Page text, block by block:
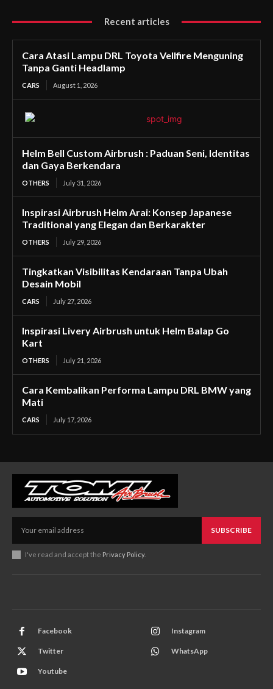
Recent articles
Cara Atasi Lampu DRL Toyota Vellfire Menguning
Tanpa Ganti Headlamp
CARS August 1, 2026
Helm Bell Custom Airbrush : Paduan Seni, Identitas
dan Gaya Berkendara
OTHERS July 31, 2026
Inspirasi Airbrush Helm Arai: Konsep Japanese
Traditional yang Elegan dan Berkarakter
OTHERS July 29, 2026
Tingkatkan Visibilitas Kendaraan Tanpa Ubah
Desain Mobil
CARS July 27, 2026
Inspirasi Livery Airbrush untuk Helm Balap Go
Kart
OTHERS July 21, 2026
Cara Kembalikan Performa Lampu DRL BMW yang
Mati
CARS July 17, 2026
SUBSCRIBE
I've read and accept the Privacy Policy.
Facebook Instagram
Twitter WhatsApp
Youtube